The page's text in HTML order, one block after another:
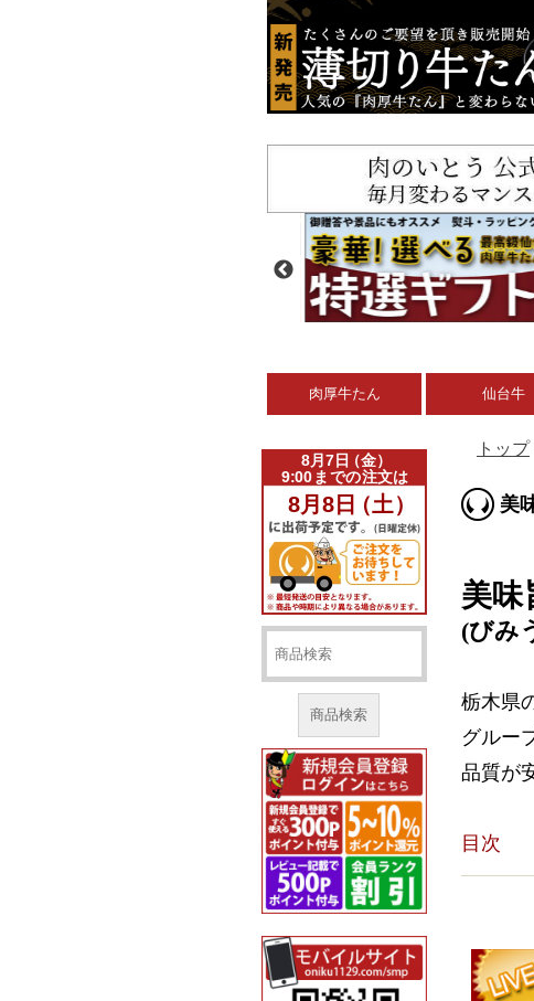
肉厚牛たん 仙台牛
商品検索
トップ
美
美味
(びみ
栃木県
グルー
品質が
目次